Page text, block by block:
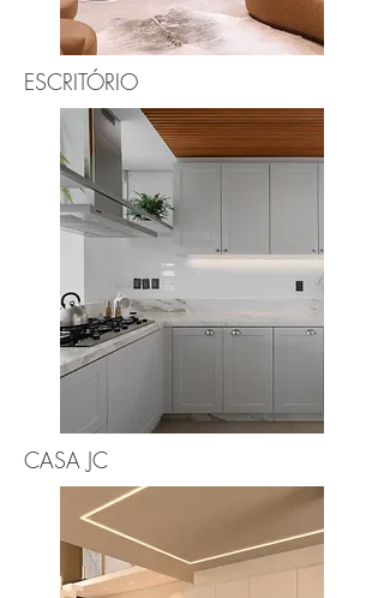
ESCRITÓRIO
CASA JC